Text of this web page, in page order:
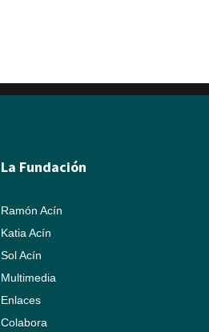
La Fundación
Ramón Acín
Katia Acín
Sol Acín
Multimedia
Enlaces
Colabora